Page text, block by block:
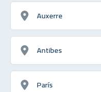
Auxerre
Antibes
París